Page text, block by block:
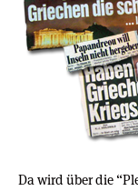
Da wird über die